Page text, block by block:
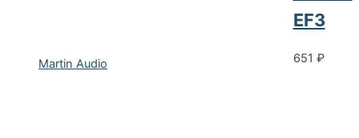
Martin Audio
EF3
651 ₽